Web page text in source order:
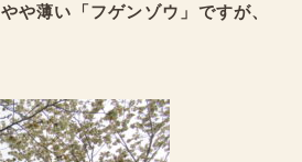
や薄い「フゲンゾウ」ですが、